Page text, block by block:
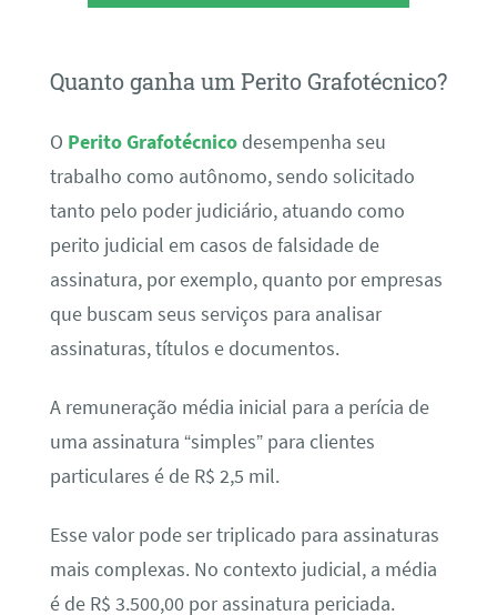
Quanto ganha um Perito Grafotécnico?
O Perito Grafotécnicodesempenha seu
trabalho como autônomo, sendo solicitado
tanto pelo poder judiciário, atuando como
perito judicial em casos de falsidade de
assinatura, por exemplo, quanto por empresas
que buscam seus serviços para analisar
assinaturas, títulos e documentos.
A remuneração média inicial para a perícia de
uma assinatura “simples” para clientes
particulares é de R$ 2,5 mil.
Esse valor pode ser triplicado para assinaturas
mais complexas. No contexto judicial, a média
é de R$ 3.500,00 por assinatura periciada.